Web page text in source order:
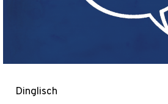
Dinglisch